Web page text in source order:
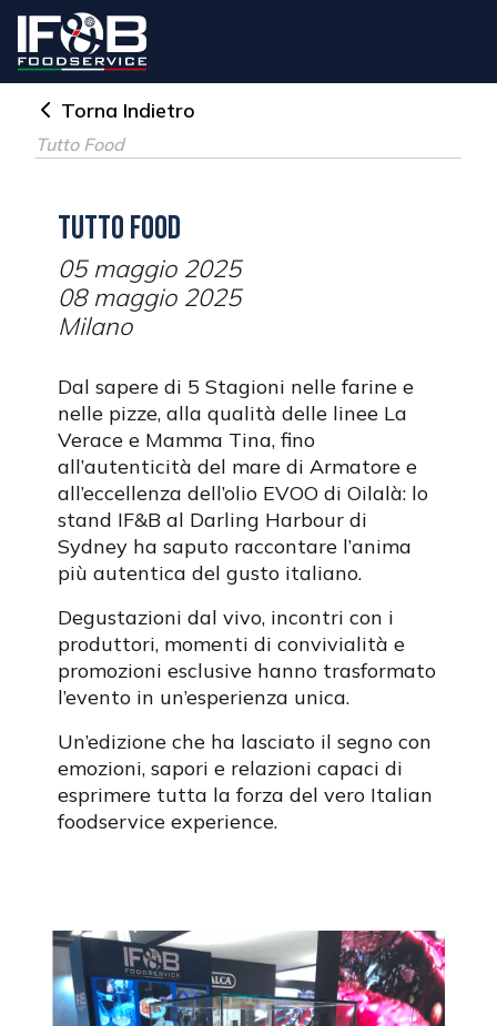
Torna Indietro
Tutto Food
Tutto Food
05 maggio 2025
08 maggio 2025
Milano
Dal sapere di 5 Stagioni nelle farine e
nelle pizze, alla qualità delle linee La
Verace e Mamma Tina, fino
all’autenticità del mare di Armatore e
all’eccellenza dell’olio EVOO di Oilalà: lo
stand IF&B al Darling Harbour di
Sydney ha saputo raccontare l’anima
più autentica del gusto italiano.
Degustazioni dal vivo, incontri con i
produttori, momenti di convivialità e
promozioni esclusive hanno trasformato
l’evento in un’esperienza unica.
Un’edizione che ha lasciato il segno con
emozioni, sapori e relazioni capaci di
esprimere tutta la forza del vero Italian
foodservice experience.